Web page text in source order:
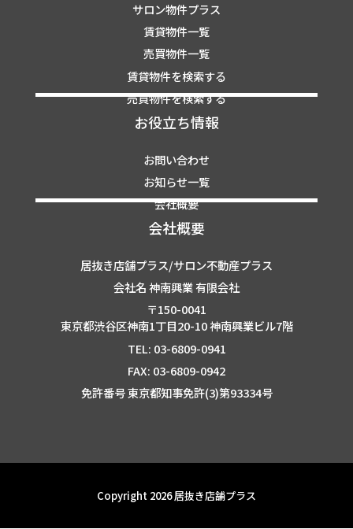
サロン物件プラス
賃貸物件一覧
売買物件一覧
賃貸物件を検索する
売買物件を検索する
お役立ち情報
お問い合わせ
お知らせ一覧
会社概要
会社概要
居抜き店舗プラス/サロン不動産プラス
会社名 神南興業 有限会社
〒150-0041
東京都渋谷区神南1丁目20-10 神南興業ビル7階
TEL: 03-6809-0941
FAX: 03-6809-0942
免許番号 東京都知事免許(3)第93334号
Copyright 2026 居抜き店舗プラス